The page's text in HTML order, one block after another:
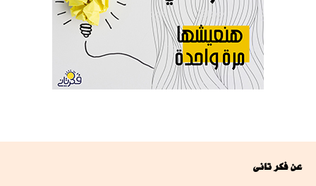
عن فكر تانى